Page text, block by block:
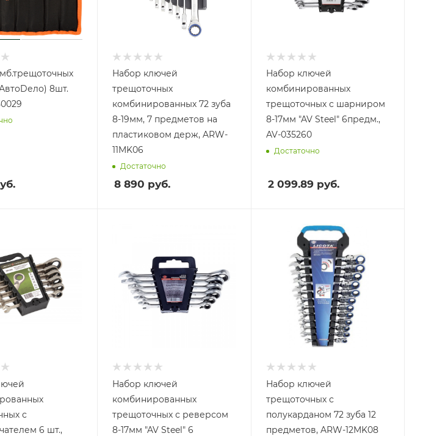
8шт.
Набор ключей
трещоточных
комбинированных 72 зуба
8-19мм, 7 предметов на
пластиковом держ, ARW-
11MK06
Достаточно
8 890 руб.
Набор ключей
комбинированных
трещоточных с шарниром
8-17мм "AV Steel" 6предм.,
AV-035260
Достаточно
2 099.89руб.
с
6 шт.,
Набор ключей
комбинированных
трещоточных с реверсом
8-17мм "AV Steel" 6
Набор ключей
трещоточных с
полукарданом 72 зуба 12
предметов, ARW-12MK08